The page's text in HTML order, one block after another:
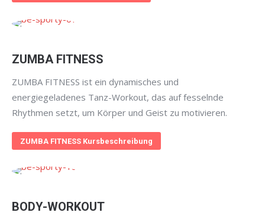
ZUMBA FITNESS
ZUMBA FITNESS ist ein dynamisches und
energiegeladenes Tanz-Workout, das auf fesselnde
Rhythmen setzt, um Körper und Geist zu motivieren.
ZUMBA FITNESS Kursbeschreibung
BODY-WORKOUT